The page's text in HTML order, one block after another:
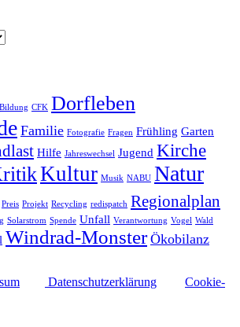
Bildung CFK Dorfleben
Familie Fotografie Fragen Frühling Garten
Hilfe Jahreswechsel Jugend Kirche
Kultur Musik NABU Natur
Preis Projekt Recycling redispatch Regionalplan
Solarstrom Spende Unfall Verantwortung Vogel Wald
Windrad-Monster Ökobilanz
Datenschutzerklärung
Cookie-